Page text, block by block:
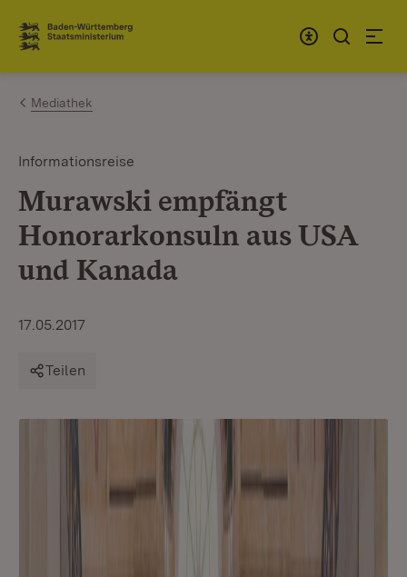
Zum Inhalt springen
Link zur Startseite
Mediathek
Informationsreise
Murawski empfängt
Honorarkonsuln aus USA
und Kanada
17.05.2017
Teilen